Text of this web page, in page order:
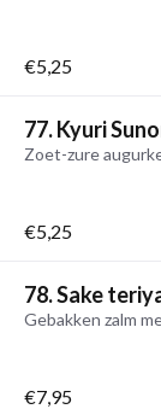
€5,25
77. Kyuri
Zoet-zure
€5,25
78. Sake
Gebakken zalm
€7,95